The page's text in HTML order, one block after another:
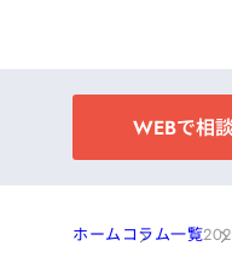
WEBで相
ホーム コラム一覧